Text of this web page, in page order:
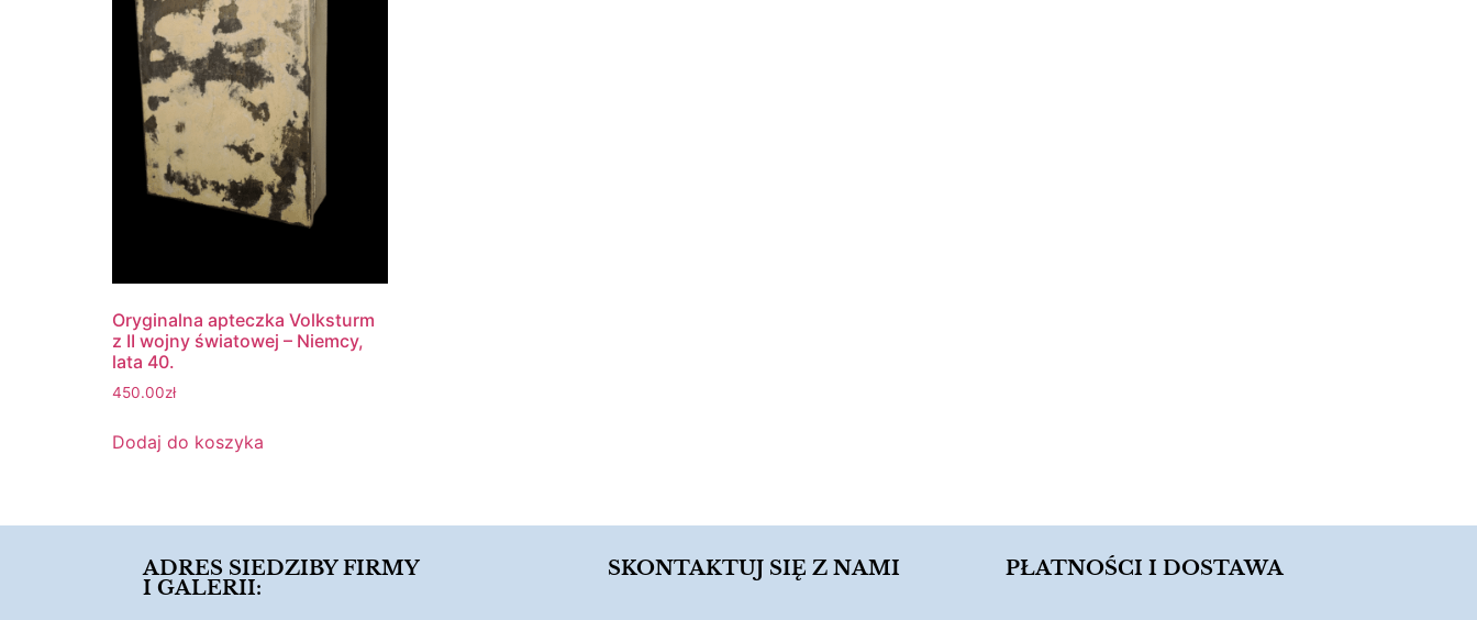
Oryginalna apteczka Volksturm
z II wojny światowej – Niemcy,
lata 40.
450.00zł
Dodaj do koszyka
ADRES SIEDZIBY FIRMY
I GALERII:
SKONTAKTUJ SIĘ Z NAMI PŁATNOŚCI I DOSTAWA